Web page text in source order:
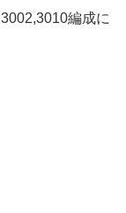
編成に